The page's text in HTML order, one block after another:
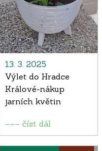
13. 3. 2025
Výlet do Hradce
Králové-nákup
jarních květin
––– číst dál